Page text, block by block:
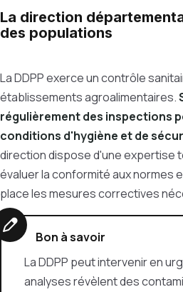
La direction
des populations
La DDPP exerce un contrôle
établissements agroalimentaires.
régulièrement des inspections
conditions d'hygiène et de
direction dispose d'une expertise
évaluer la conformité aux normes
place les mesures correctives
Bon à savoir
La DDPP peut intervenir en
analyses révèlent des